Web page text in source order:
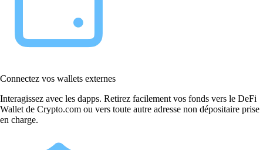
Connectez vos wallets externes
Interagissez avec les dapps. Retirez facilement vos fonds vers le DeFi
Wallet de Crypto.com ou vers toute autre adresse non dépositaire prise
en charge.